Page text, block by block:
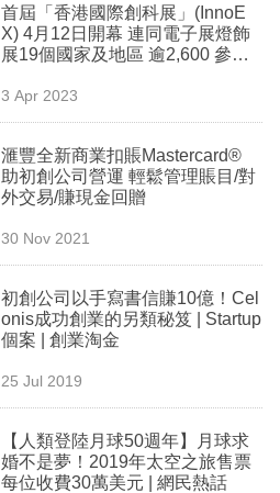
首屆「香港國際創科展」(InnoE
X) 4月12日開幕 連同電子展燈飾
展19個國家及地區 逾2,600 參展
3 Apr 2023
滙豐全新商業扣賬Mastercard®
助初創公司營運 輕鬆管理賬目/對
外交易/賺現金回贈
30 Nov 2021
初創公司以手寫書信賺10億！Cel
onis成功創業的另類秘笈 | Startup
個案 | 創業淘金
25 Jul 2019
【人類登陸月球50週年】月球求
婚不是夢！2019年太空之旅售票
每位收費30萬美元 | 網民熱話